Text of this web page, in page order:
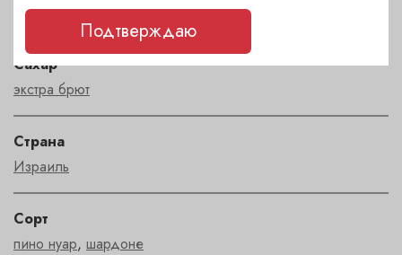
белый
Сахар
экстра брют
Страна
Израиль
Сорт
пино нуар, шардоне
Подтверждаю